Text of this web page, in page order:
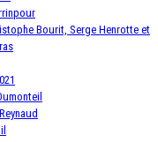
Bourit, Serge Henrotte et